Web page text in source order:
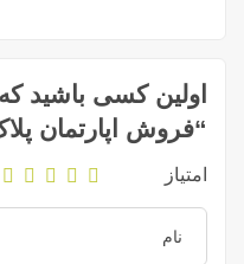
اولین کسی باشید
“فروش اپارتمان
امتیاز